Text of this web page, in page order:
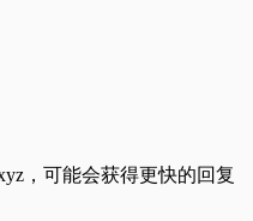
，可能会获得更快的回复